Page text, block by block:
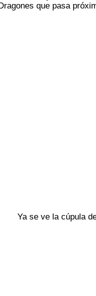
que pasa
Ya se ve la cúpula